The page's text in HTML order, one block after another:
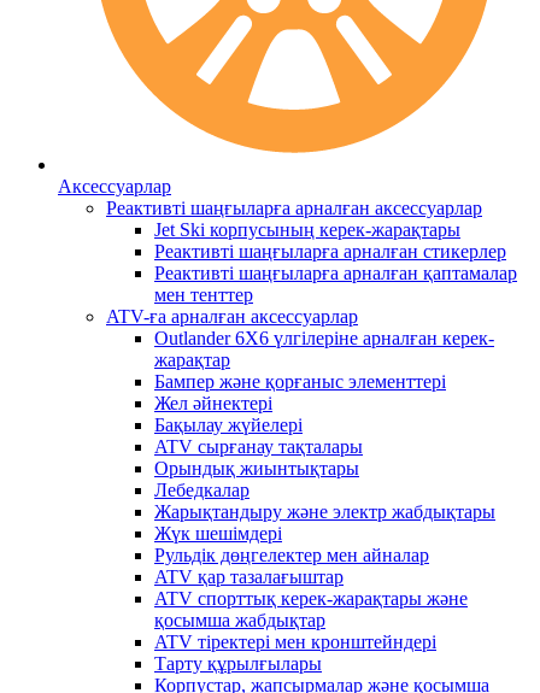
Аксессуарлар
Реактивті шаңғыларға арналған аксессуарлар
Jet Ski корпусының керек-жарақтары
Реактивті шаңғыларға арналған стикерлер
Реактивті шаңғыларға арналған қаптамалар
мен тенттер
ATV-ға арналған аксессуарлар
Outlander 6X6 үлгілеріне арналған керек-
жарақтар
Бампер және қорғаныс элементтері
Жел әйнектері
Бақылау жүйелері
ATV сырғанау тақталары
Орындық жиынтықтары
Лебедкалар
Жарықтандыру және электр жабдықтары
Жүк шешімдері
Рульдік дөңгелектер мен айналар
ATV қар тазалағыштар
ATV спорттық керек-жарақтары және
қосымша жабдықтар
ATV тіректері мен кронштейндері
Тарту құрылғылары
Корпустар, жапсырмалар және қосымша